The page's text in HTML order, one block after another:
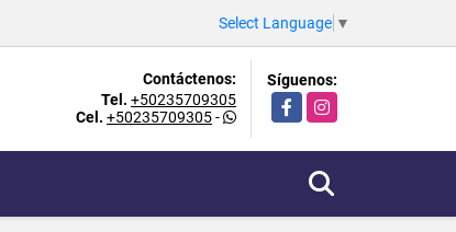
Select Language ▼
Contáctenos:
Tel. +50235709305
Cel. +50235709305-
Síguenos:
FacebookInstagram